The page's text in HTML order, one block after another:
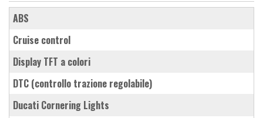
ABS
cruise control
display TFT a colori
DTC (controllo trazione regolabile)
Ducati Cornering Lights